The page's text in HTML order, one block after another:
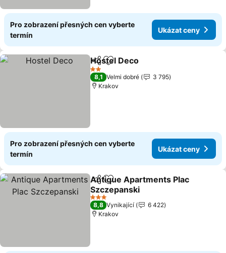
Pro zobrazení přesných cen vyberte
termín
Ukázat ceny
SdíletPřidat na seznam oblíbených
Hostel Deco
2 Počet hvězdiček
8,1 Velmi dobré
3 795
Krakov
Pro zobrazení přesných cen vyberte
termín
Ukázat ceny
SdíletPřidat na seznam oblíbených
Antique Apartments Plac
Szczepanski
3 Počet hvězdiček
8,8 Vynikající
6 422
Krakov